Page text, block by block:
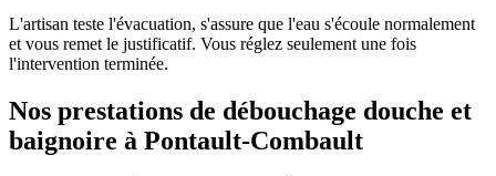
L'artisan teste l'évacuation, s'assure que l'eau s'écoule normalement
et vous remet le justificatif. Vous réglez seulement une fois
l'intervention terminée.
Nos prestations de débouchage douche et
baignoire à Pontault-Combault